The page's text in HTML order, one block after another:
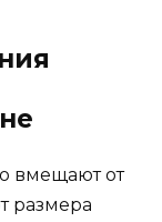
вмещают от
размера